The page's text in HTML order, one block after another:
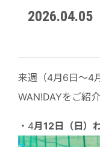
2026.04.05
来週（4月6日～4
WAN!DAYをご紹
・4月12日（日）